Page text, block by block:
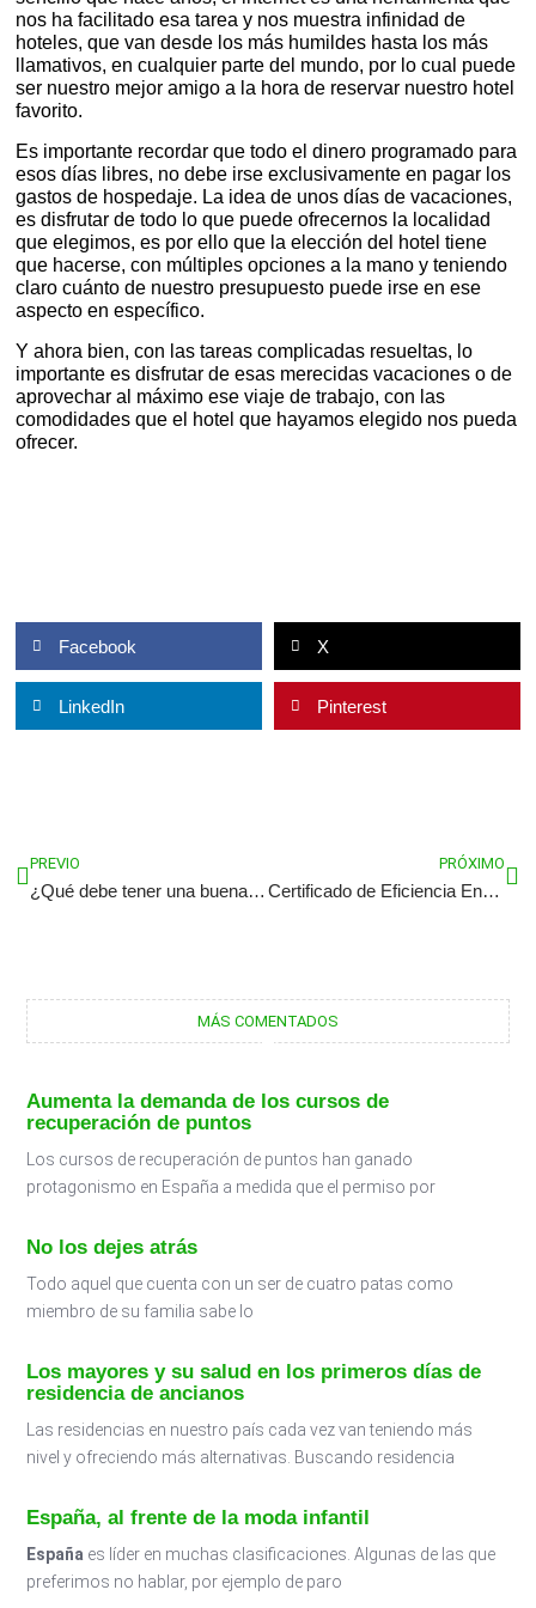
nos ha facilitado esa tarea y nos muestra infinidad de
hoteles, que van desde los más humildes hasta los más
llamativos, en cualquier parte del mundo, por lo cual puede
ser nuestro mejor amigo a la hora de reservar nuestro hotel
favorito.
Es importante recordar que todo el dinero programado para
esos días libres, no debe irse exclusivamente en pagar los
gastos de hospedaje. La idea de unos días de vacaciones,
es disfrutar de todo lo que puede ofrecernos la localidad
que elegimos, es por ello que la elección del hotel tiene
que hacerse, con múltiples opciones a la mano yteniendo
claro cuánto de nuestro presupuesto puede irse en ese
aspecto en específico.
Y ahora bien, con las tareas complicadas resueltas, lo
importante es disfrutar de esas merecidas vacaciones o de
aprovechar al máximo ese viaje de trabajo, con las
comodidades que el hotel que hayamos elegido nos pueda
ofrecer.
Facebook X
LinkedIn Pinterest
PREVIO
¿Qué debe tener una buena clínica dental?
PRÓXIMO
Certificado de Eficiencia Energética
MÁS COMENTADOS
Aumenta la demanda de los cursos de
recuperación de puntos
Los cursos de recuperación de puntos han ganado
protagonismo en España a medida que el permiso por
No los dejes atrás
Todo aquel que cuenta con un ser de cuatro patas como
miembro de su familia sabe lo
Los mayores y su salud en los primeros días de
residencia de ancianos
Las residencias en nuestro país cada vez van teniendo más
nivel y ofreciendo más alternativas. Buscando residencia
España, al frente de la moda infantil
España es líder en muchas clasificaciones. Algunas de las que
preferimos no hablar, por ejemplo de paro